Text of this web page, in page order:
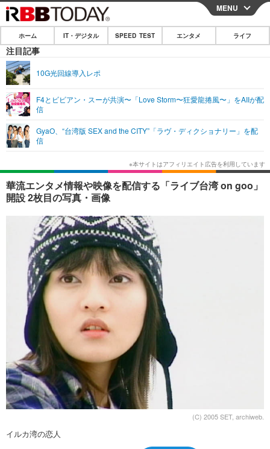
CLOSE
ホーム
IT・デジタル
ショッピング その他
SPEED TEST
エンタメ
韓国・芸能
音楽 スポーツ
ショッピング
ライフ
ライフTOP グルメ
ペット ショッピング
その他
リリース一覧
プッシュ通知の停止方法
MENU
ホーム IT・デジタル SPEED TEST エンタメ ライフ
注目記事
10G光回線導入レポ
F4とビビアン・スーが共演〜「Love Storm〜狂愛龍捲風〜」をAIIが配
信
GyaO、“台湾版 SEX and the CITY”「ラヴ・ディクショナリー」を配
信
華流エンタメ情報や映像を配信する「ライブ台湾 on goo」
開設 2枚目の写真・画像
(C) 2005 SET, archiweb.
イルカ湾の恋人